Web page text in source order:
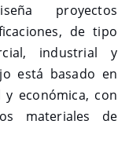
proyectos
de tipo
industrial y
está basado en
económica, con
materiales de